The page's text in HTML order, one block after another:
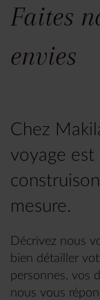
Faites
envies
Chez
voyage est
mesure.
Décrivez nous
bien détailler
personnes, vos
nous vous